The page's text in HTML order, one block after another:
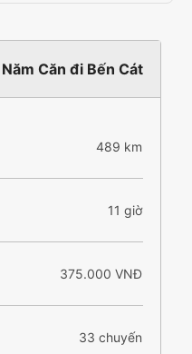
Căn đi Bến Cát
489 km
11 giờ
375.000 VNĐ
33 chuyến